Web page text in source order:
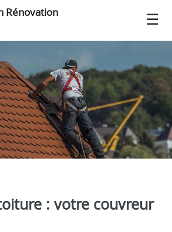
Rénovation
: votre couvreur